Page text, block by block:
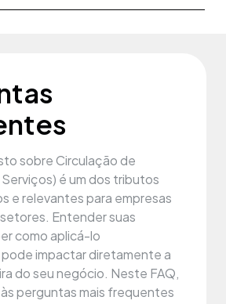
sobre Circulação de
é um dos tributos
e relevantes para empresas
Entender suas
como aplicá-lo
impactar diretamente a
do seu negócio. Neste FAQ,
perguntas mais frequentes